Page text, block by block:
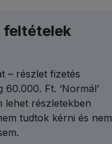
feltételek
– részlet fizetés
60.000. Ft. ‘Normál’
lehet részletekben
tudtok kérni és nem